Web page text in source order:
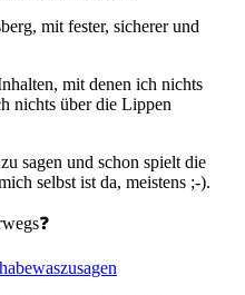
mit fester, sicherer und
mit denen ich nichts
nichts über die Lippen
sagen und schon spielt die
selbst ist da, meistens ;-).